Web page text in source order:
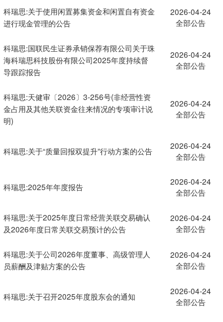
科瑞思:关于使用闲置募集资金和闲置自有资金
进行现金管理的公告
2026-04-24
全部公告
科瑞思:国联民生证券承销保荐有限公司关于珠
海科瑞思科技股份有限公司2025年度持续督
导跟踪报告
2026-04-24
全部公告
科瑞思:天健审〔2026〕3-256号(非经营性资
金占用及其他关联资金往来情况的专项审计说
明)
2026-04-24
全部公告
科瑞思:关于“质量回报双提升”行动方案的公告
2026-04-24
全部公告
科瑞思:2025年年度报告
2026-04-24
全部公告
科瑞思:关于2025年度日常经营关联交易确认
及2026年度日常关联交易预计的公告
2026-04-24
全部公告
科瑞思:关于公司2026年度董事、高级管理人
员薪酬及津贴方案的公告
2026-04-24
全部公告
科瑞思:关于召开2025年度股东会的通知
2026-04-24
全部公告